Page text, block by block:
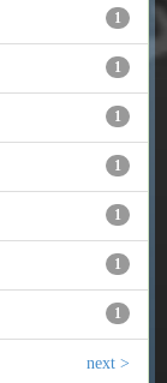
1
1
1
1
1
1
1
next >